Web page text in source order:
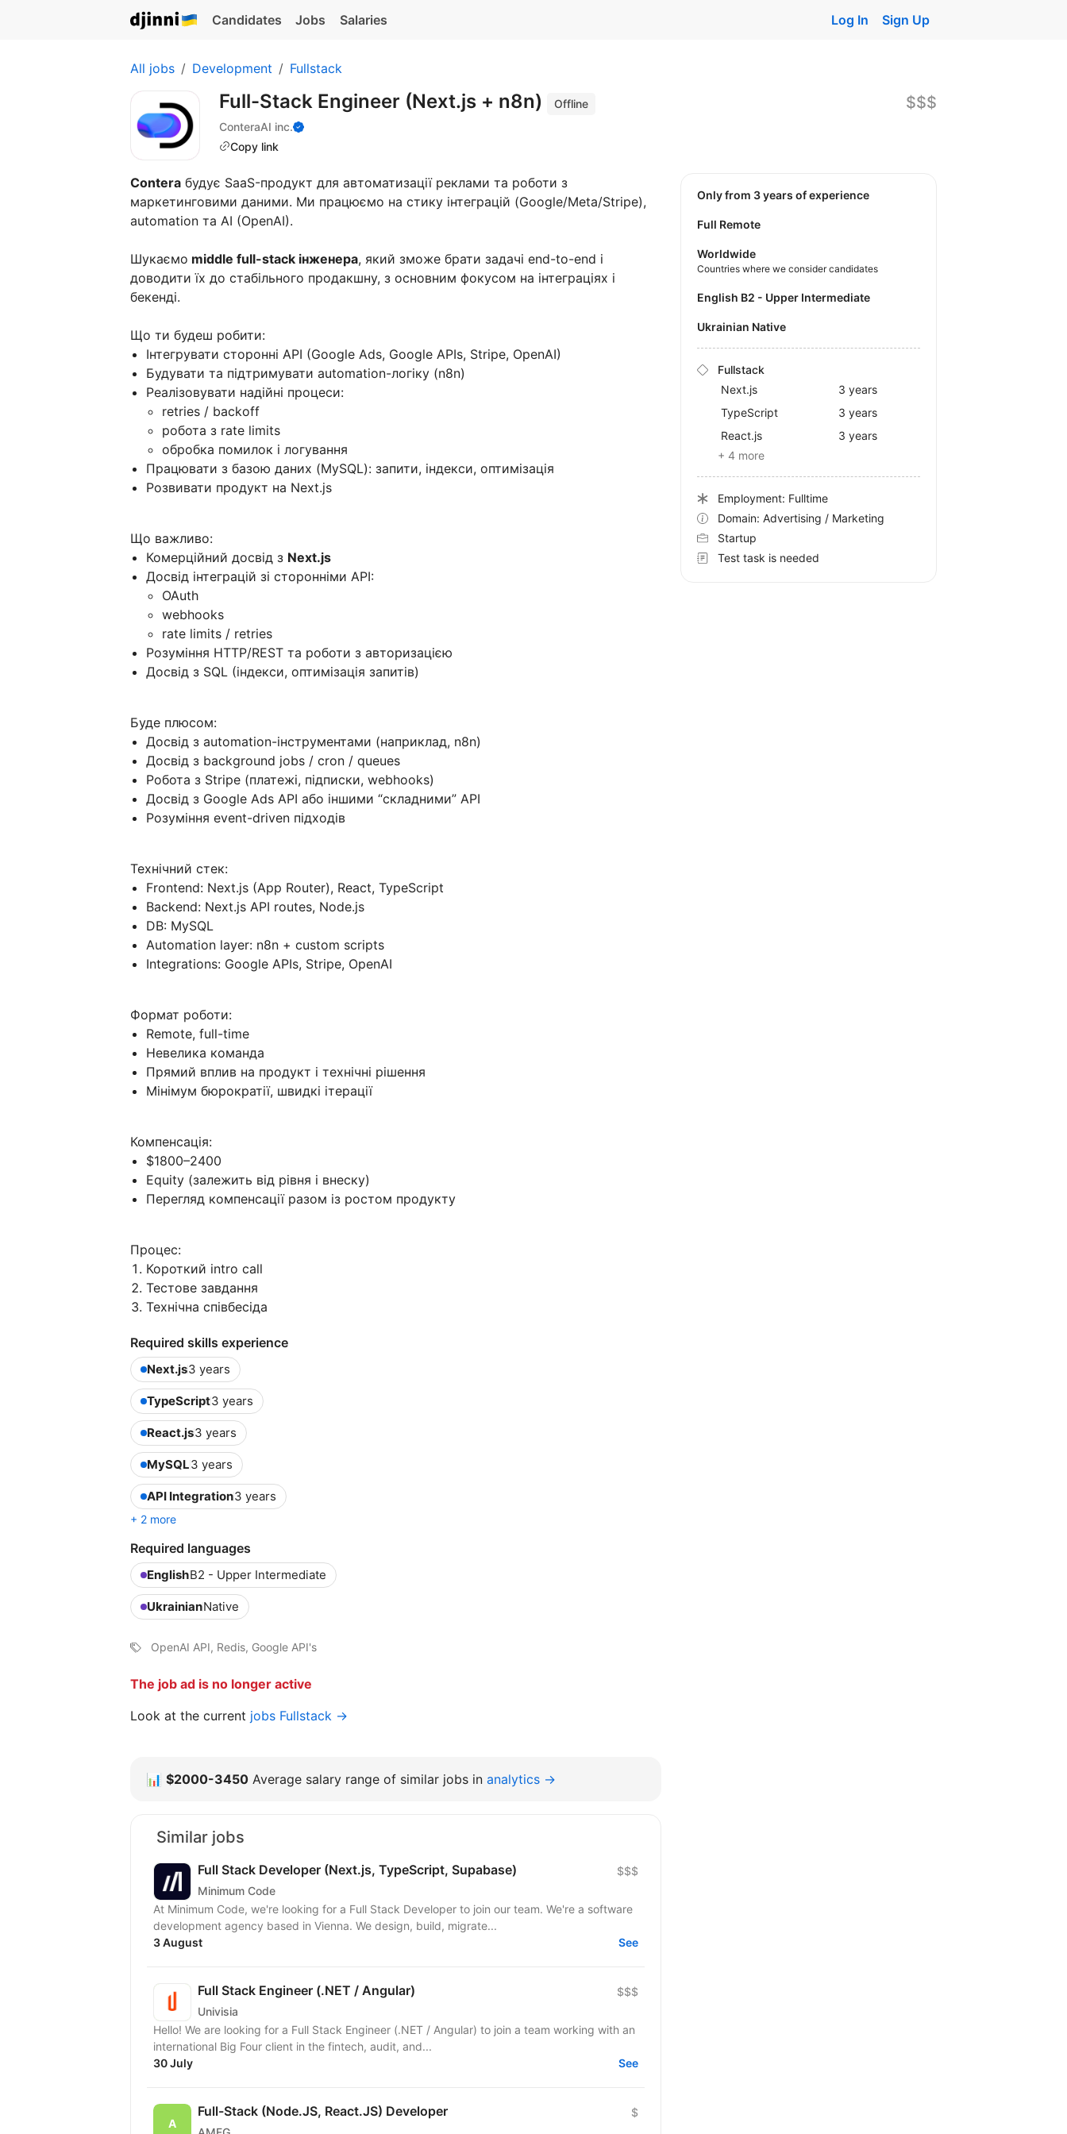
Candidates Jobs Salaries Log In Sign Up
All jobs Development Fullstack
Full-Stack Engineer (Next.js + n8n)
Offline
ConteraAI inc.
Copy link
$$$
Contera будує SaaS-продукт для автоматизації реклами та роботи з
маркетинговими даними. Ми працюємо на стику інтеграцій (Google/Meta/Stripe),
automation та AI (OpenAI).
Шукаємо middle full-stack інженера, який зможе брати задачі end-to-end і
доводити їх до стабільного продакшну, з основним фокусом на інтеграціях і
бекенді.
Що ти будеш робити:
Інтегрувати сторонні API (Google Ads, Google APIs, Stripe, OpenAI)
Будувати та підтримувати automation-логіку (n8n)
Реалізовувати надійні процеси:
retries / backoff
робота з rate limits
обробка помилок і логування
Працювати з базою даних (MySQL): запити, індекси, оптимізація
Розвивати продукт на Next.js
Що важливо:
Комерційний досвід з Next.js
Досвід інтеграцій зі сторонніми API:
OAuth
webhooks
rate limits / retries
Розуміння HTTP/REST та роботи з авторизацією
Досвід з SQL (індекси, оптимізація запитів)
Буде плюсом:
Досвід з automation-інструментами (наприклад, n8n)
Досвід з background jobs / cron / queues
Робота з Stripe (платежі, підписки, webhooks)
Досвід з Google Ads API або іншими “складними” API
Розуміння event-driven підходів
Технічний стек:
Frontend: Next.js (App Router), React, TypeScript
Backend: Next.js API routes, Node.js
DB: MySQL
Automation layer: n8n + custom scripts
Integrations: Google APIs, Stripe, OpenAI
Формат роботи:
Remote, full-time
Невелика команда
Прямий вплив на продукт і технічні рішення
Мінімум бюрократії, швидкі ітерації
Компенсація:
$1800–2400
Equity (залежить від рівня і внеску)
Перегляд компенсації разом із ростом продукту
Процес:
Короткий intro call
Тестове завдання
Технічна співбесіда
Required skills experience
Next.js3 years
TypeScript3 years
React.js3 years
MySQL3 years
API Integration3 years
+ 2 more
Required languages
EnglishB2 - Upper Intermediate
UkrainianNative
OpenAI API, Redis, Google API's
The job ad is no longer active
Look at the current jobs Fullstack →
Only from 3 years of experience
Full Remote
Worldwide
Countries where we consider candidates
English B2 - Upper Intermediate
Ukrainian Native
Fullstack
Next.js
3 years
TypeScript
3 years
React.js
3 years
+ 4 more
Employment: Fulltime
Domain: Advertising / Marketing
Startup
Test task is needed
📊 $2000-3450 Average salary range of similar jobs in analytics →
Similar jobs
Full Stack Developer (Next.js, TypeScript, Supabase)
Minimum Code
$$$
At Minimum Code, we're looking for a Full Stack Developer to join our team. We're a software
development agency based in Vienna. We design, build, migrate...
3 August
See
Full Stack Engineer (.NET / Angular)
Univisia
$$$
Hello! We are looking for a Full Stack Engineer (.NET / Angular) to join a team working with an
international Big Four client in the fintech, audit, and...
30 July
See
Full-Stack (Node.JS, React.JS) Developer $